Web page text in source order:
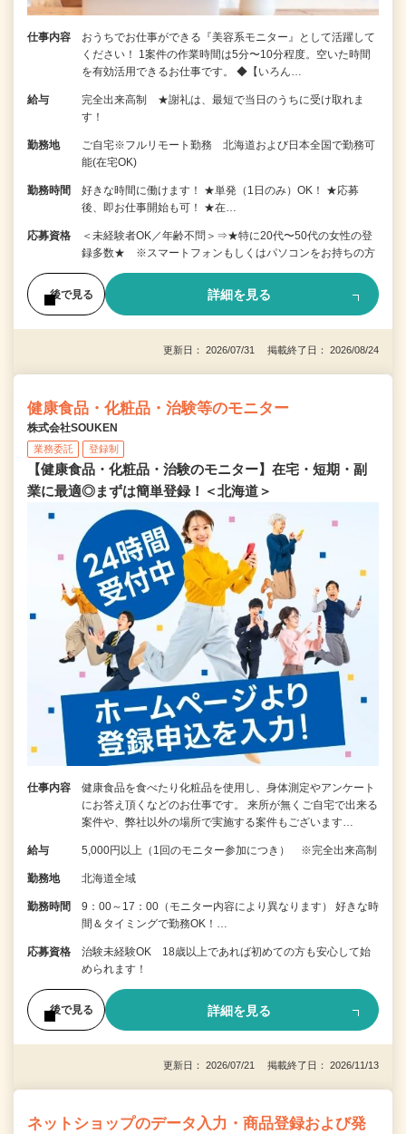
仕事内容
おうちでお仕事ができる『美容系モニター』として活躍して
ください！ 1案件の作業時間は5分〜10分程度。空いた時間
を有効活用できるお仕事です。 ◆【いろん…
給与
完全出来高制 ★謝礼は、最短で当日のうちに受け取れま
す！
勤務地
ご自宅※フルリモート勤務 北海道および日本全国で勤務可
能(在宅OK)
勤務時間
好きな時間に働けます！ ★単発（1日のみ）OK！ ★応募
後、即お仕事開始も可！ ★在…
応募資格
＜未経験者OK／年齢不問＞⇒★特に20代〜50代の女性の登
録多数★ ※スマートフォンもしくはパソコンをお持ちの方
後で見る 詳細を見る
更新日： 2026/07/31 掲載終了日： 2026/08/24
健康食品・化粧品・治験等のモニター
株式会社SOUKEN
業務委託 登録制
【健康食品・化粧品・治験のモニター】在宅・短期・副
業に最適◎まずは簡単登録！＜北海道＞
仕事内容
健康食品を食べたり化粧品を使用し、身体測定やアンケート
にお答え頂くなどのお仕事です。 来所が無くご自宅で出来る
案件や、弊社以外の場所で実施する案件もございます…
給与 5,000円以上（1回のモニター参加につき） ※完全出来高制
勤務地 北海道全域
勤務時間
9：00～17：00（モニター内容により異なります） 好きな時
間＆タイミングで勤務OK！…
応募資格
治験未経験OK 18歳以上であれば初めての方も安心して始
められます！
後で見る 詳細を見る
更新日： 2026/07/21 掲載終了日： 2026/11/13
ネットショップのデータ入力・商品登録および発